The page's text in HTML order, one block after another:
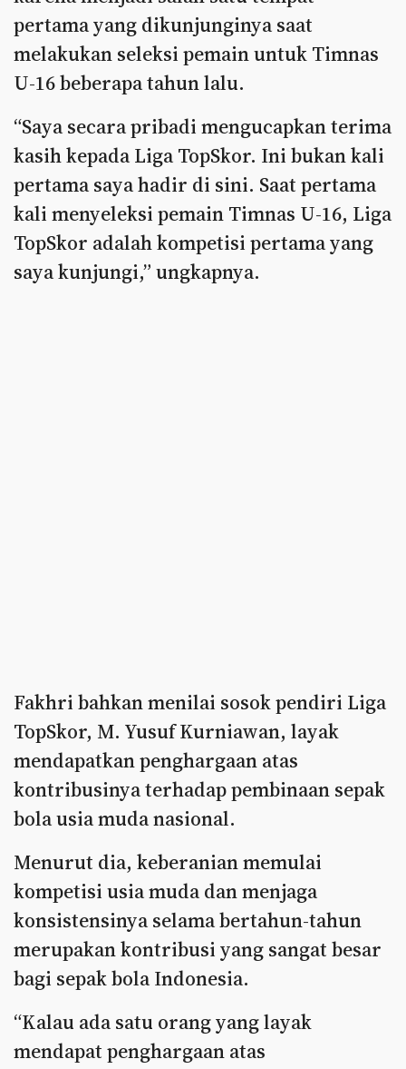
pertama yang dikunjunginya saat
melakukan seleksi pemain untuk Timnas
U-16 beberapa tahun lalu.
“Saya secara pribadi mengucapkan terima
kasih kepada Liga TopSkor. Ini bukan kali
pertama saya hadir di sini. Saat pertama
kali menyeleksi pemain Timnas U-16, Liga
TopSkor adalah kompetisi pertama yang
saya kunjungi,” ungkapnya.
Fakhri bahkan menilai sosok pendiri Liga
TopSkor, M. Yusuf Kurniawan, layak
mendapatkan penghargaan atas
kontribusinya terhadap pembinaan sepak
bola usia muda nasional.
Menurut dia, keberanian memulai
kompetisi usia muda dan menjaga
konsistensinya selama bertahun-tahun
merupakan kontribusi yang sangat besar
bagi sepak bola Indonesia.
“Kalau ada satu orang yang layak
mendapat penghargaan atas